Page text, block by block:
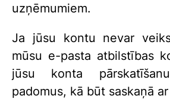
uzņēmumiem.
Ja jūsu kontu nevar
mūsu e-pasta atbilstības
jūsu konta
padomus, kā būt saskaņā